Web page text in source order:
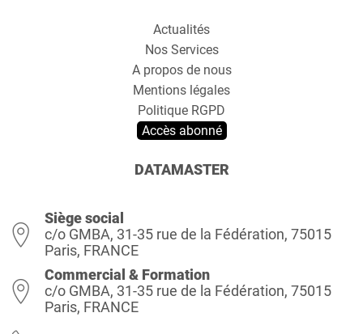
Actualités
Nos Services
A propos de nous
Mentions légales
Politique RGPD
Accès abonné
DATAMASTER
Siège social
c/o GMBA, 31-35 rue de la Fédération, 75015
Paris, FRANCE
Commercial & Formation
c/o GMBA, 31-35 rue de la Fédération, 75015
Paris, FRANCE